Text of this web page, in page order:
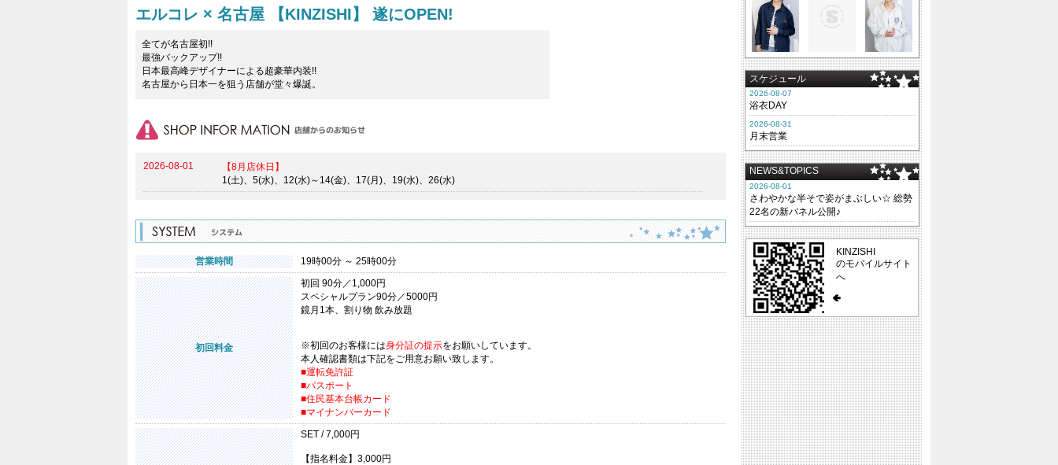
エルコレ × 名古屋 【KINZISHI】 遂にOPEN!
全てが名古屋初!!
最強バックアップ!!
日本最高峰デザイナーによる超豪華内装!!
名古屋から日本一を狙う店舗が堂々爆誕。
2026-08-01
【8月店休日】
1(土)、5(水)、12(水)～14(金)、17(月)、19(水)、26(水)
営業時間 19時00分 ～ 25時00分
初回料金
初回 90分／1,000円
スペシャルプラン90分／5000円
鏡月1本、割り物 飲み放題
※初回のお客様には身分証の提示をお願いしています。
本人確認書類は下記をご用意お願い致します。
■運転免許証
■パスポート
■住民基本台帳カード
■マイナンバーカード
SET / 7,000円
【指名料金】3,000円
スケジュール
2026-08-07
浴衣DAY
2026-08-31
月末営業
NEWS&TOPICS
2026-08-01
さわやかな半そで姿がまぶしい☆ 総勢
22名の新パネル公開♪
KINZISHI
のモバイルサイト
へ